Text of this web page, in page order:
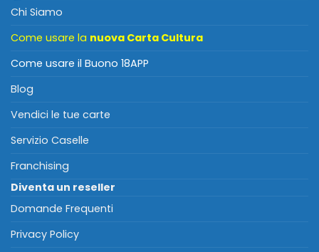
Chi Siamo
Come usare la nuova Carta Cultura
Come usare il Buono 18APP
Blog
Vendici le tue carte
Servizio Caselle
Franchising
Diventa un reseller
Domande Frequenti
Privacy Policy